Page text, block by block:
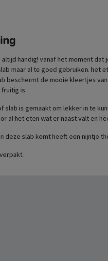
handig! vanaf het moment
maar al te goed gebruiken. het
beschermt de mooie kleertjes
fruitig is.
slab is gemaakt om lekker in te
al het eten wat er naast valt en
deze slab komt heeft een nijntje